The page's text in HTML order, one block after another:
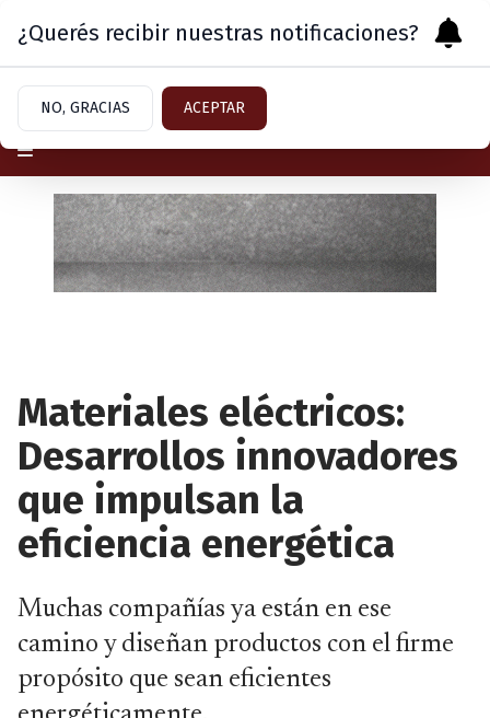
Viernes 7 de Agosto
Materiales eléctricos:
Desarrollos innovadores
que impulsan la
eficiencia energética
Muchas compañías ya están en ese
camino y diseñan productos con el firme
propósito que sean eficientes
¿Querés recibir nuestras notificaciones?
NO, GRACIAS ACEPTAR